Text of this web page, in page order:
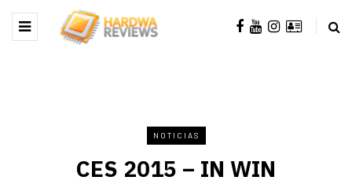
NOTICIAS
CES 2015 – IN WIN